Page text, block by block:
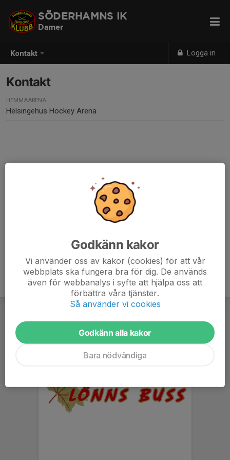
Kontakt Logga in
SÖDERHAMNS IK
Damer
Kontakt
HEMMAARENA
Helsingehus Hockey Arena
Godkänn kakor
Vi använder oss av kakor (cookies) för att vår
webbplats ska fungera bra för dig. De används
även för webbanalys i syfte att hjälpa oss att
förbättra våra tjänster.
Så använder vi cookies
Godkänn alla kakor
Bara nödvändiga